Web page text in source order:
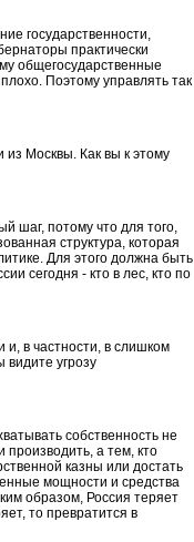
государственности,
практически
общегосударственные
Поэтому управлять так
из Москвы. Как вы к этому
шаг, потому что для того,
структура, которая
Для этого должна быть
сегодня - кто в лес, кто по
и, в частности, в слишком
видите угрозу
собственность не
производить, а тем, кто
казны или достать
мощности и средства
образом, Россия теряет
то превратится в